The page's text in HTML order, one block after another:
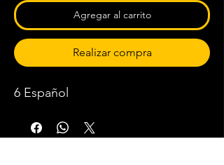
Agregar al carrito
Realizar compra
6 Español